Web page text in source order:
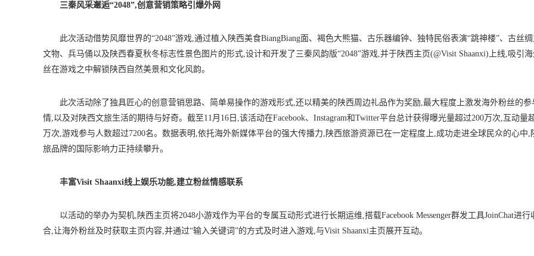
三秦风采邂逅“2048”,创意营销策略引爆外网
此次活动借势风靡世界的“2048”游戏,通过植入陕西美食BiangBiang面、褐色大熊猫、古乐器编钟、独特民俗表演“跳神楼”、古丝
文物、兵马俑以及陕西春夏秋冬标志性景色图片的形式,设计和开发了三秦风韵版“2048”游戏,并于陕西主页(@Visit Shaanxi)上线,吸引
丝在游戏之中解锁陕西自然美景和文化风韵。
此次活动除了独具匠心的创意营销思路、简单易操作的游戏形式,还以精美的陕西周边礼品作为奖励,最大程度上激发海外粉丝的参
情,以及对陕西文旅生活的期待与好奇。截至11月16日,该活动在Facebook、Instagram和Twitter平台总计获得曝光量超过200万次,互动量
万次,游戏参与人数超过7200名。数据表明,依托海外新媒体平台的强大传播力,陕西旅游资源已在一定程度上,成功走进全球民众的心中,
旅品牌的国际影响力正持续攀升。
丰富Visit Shaanxi线上娱乐功能,建立粉丝情感联系
以活动的举办为契机,陕西主页将2048小游戏作为平台的专属互动形式进行长期运维,搭载Facebook Messenger群发工具JoinChat进行
合,让海外粉丝及时获取主页内容,并通过“输入关键词”的方式及时进入游戏,与Visit Shaanxi主页展开互动。